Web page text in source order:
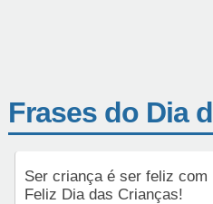
Frases do Dia
Ser criança é ser feliz com
Feliz Dia das Crianças!